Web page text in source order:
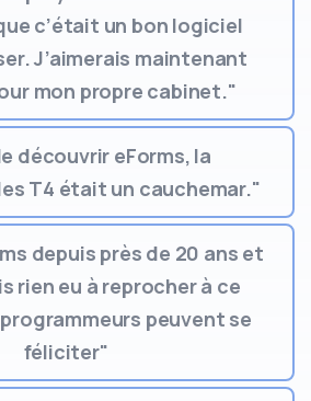
c’était un bon logiciel
J’aimerais maintenant
mon propre cabinet."
découvrir eForms, la
T4 était un cauchemar."
depuis près de 20 ans et
rien eu à reprocher à ce
peuvent se
féliciter"